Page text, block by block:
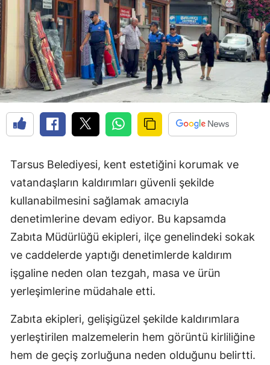
Tarsus Belediyesi, kent estetiğini korumak ve
vatandaşların kaldırımları güvenli şekilde
kullanabilmesini sağlamak amacıyla
denetimlerine devam ediyor. Bu kapsamda
Zabıta Müdürlüğü ekipleri, ilçe genelindeki sokak
ve caddelerde yaptığı denetimlerde kaldırım
işgaline neden olan tezgah, masa ve ürün
yerleşimlerine müdahale etti.
Zabıta ekipleri, gelişigüzel şekilde kaldırımlara
yerleştirilen malzemelerin hem görüntü kirliliğine
hem de geçiş zorluğuna neden olduğunu belirtti.